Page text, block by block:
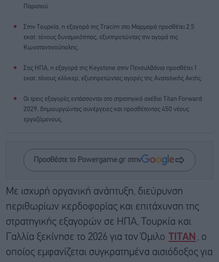
Παρισιού.
Στην Τουρκία, η εξαγορά της Tracim στο Μαρμαρά προσθέτει 2,5
εκατ. τόνους δυναμικότητας, εξυπηρετώντας την αγορά της
Κωνσταντινούπολης.
Στις ΗΠΑ, η εξαγορά της Keystone στην Πενσυλβάνια προσθέτει 1
εκατ. τόνους κλίνκερ, εξυπηρετώντας αγορές της Ανατολικής Ακτής.
Οι τρεις εξαγορές εντάσσονται στο στρατηγικό σχέδιο Titan Forward
2029, δημιουργώντας συνέργειες και προσθέτοντας 450 νέους
εργαζόμενους.
Προσθέστε το Powergame.gr στην
Με ισχυρή οργανική ανάπτυξη, διεύρυνση
περιθωρίων κερδοφορίας και επιτάχυνση της
στρατηγικής εξαγορών σε ΗΠΑ, Τουρκία και
Γαλλία ξεκίνησε το 2026 για τον Όμιλο
ΤΙΤΑΝ
, ο
οποίος εμφανίζεται συγκρατημένα αισιόδοξος για